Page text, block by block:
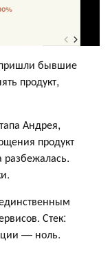
бывшие
продукт,
Андрея,
продукт
Стек:
— ноль.